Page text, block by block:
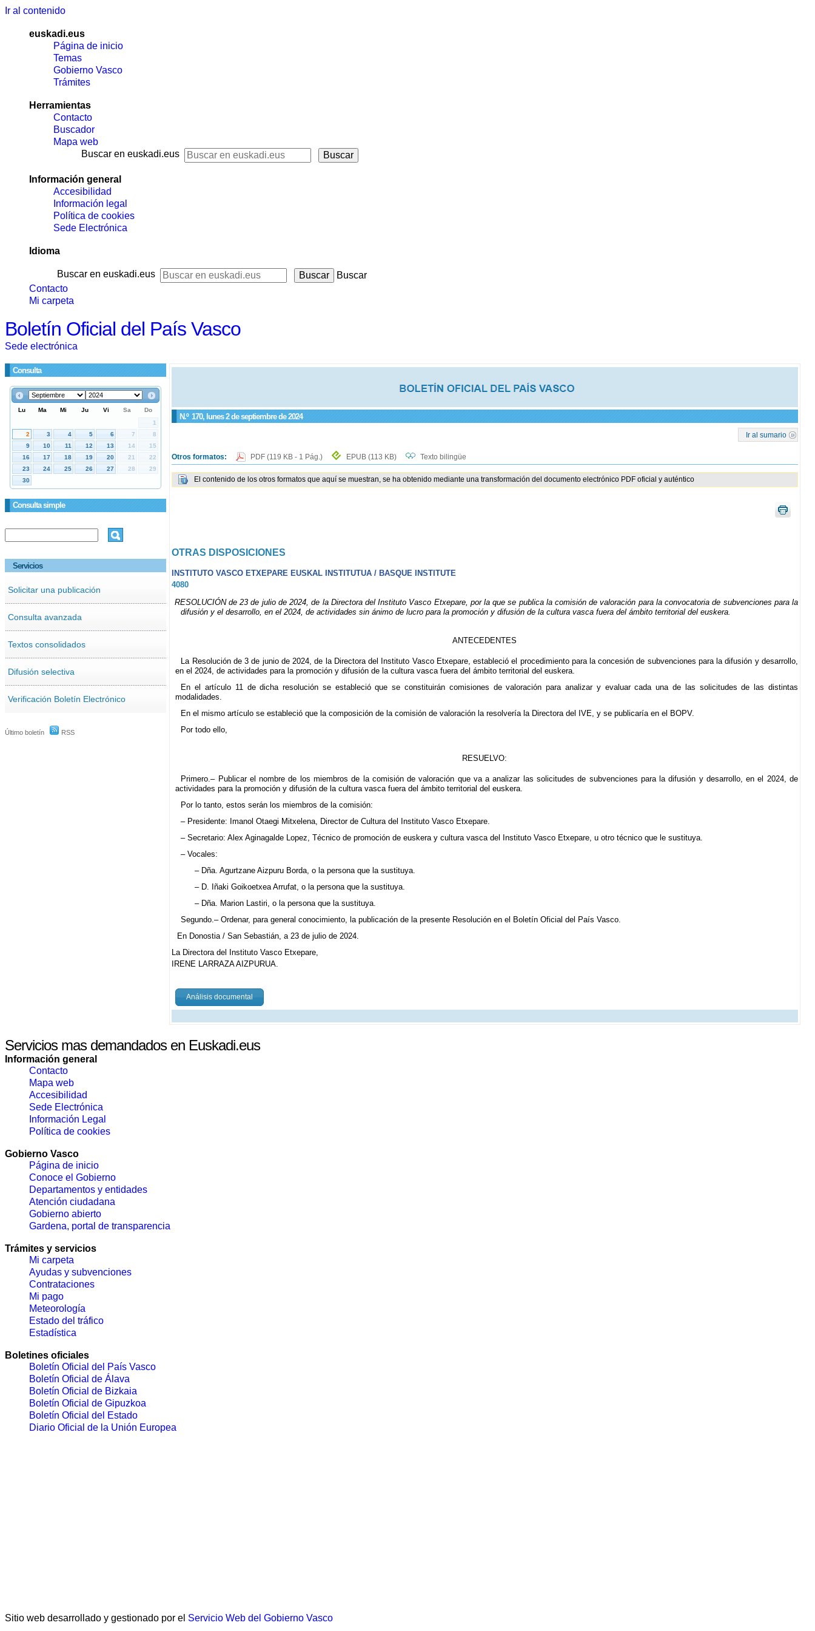
Ir al contenido
euskadi.eus
Página de inicio
Temas
Gobierno Vasco
Trámites
Herramientas
Contacto
Buscador
Mapa web
Buscar en euskadi.eus
Información general
Accesibilidad
Información legal
Política de cookies
Sede Electrónica
Idioma
Buscar en euskadi.eus
Buscar
Contacto
Mi carpeta
Boletín Oficial del País Vasco
Sede electrónica
Consulta
Consulta simple
Servicios
Solicitar una publicación
Consulta avanzada
Textos consolidados
Difusión selectiva
Verificación Boletín Electrónico
Último boletín RSS
N.º 170, lunes 2 de septiembre de 2024
Ir al sumario
Otros formatos: PDF (119 KB - 1 Pág.) EPUB (113 KB) Texto bilingüe
El contenido de los otros formatos que aquí se muestran, se ha obtenido mediante una transformación del documento electrónico PDF oficial y auténtico
OTRAS DISPOSICIONES
INSTITUTO VASCO ETXEPARE EUSKAL INSTITUTUA / BASQUE INSTITUTE
4080
RESOLUCIÓN de 23 de julio de 2024, de la Directora del Instituto Vasco Etxepare, por la que se publica la comisión de valoración para la convocatoria de subvenciones para la
difusión y el desarrollo, en el 2024, de actividades sin ánimo de lucro para la promoción y difusión de la cultura vasca fuera del ámbito territorial del euskera.
ANTECEDENTES
La Resolución de 3 de junio de 2024, de la Directora del Instituto Vasco Etxepare, estableció el procedimiento para la concesión de subvenciones para la difusión y desarrollo,
en el 2024, de actividades para la promoción y difusión de la cultura vasca fuera del ámbito territorial del euskera.
En el artículo 11 de dicha resolución se estableció que se constituirán comisiones de valoración para analizar y evaluar cada una de las solicitudes de las distintas
modalidades.
En el mismo artículo se estableció que la composición de la comisión de valoración la resolvería la Directora del IVE, y se publicaría en el BOPV.
Por todo ello,
RESUELVO:
Primero.– Publicar el nombre de los miembros de la comisión de valoración que va a analizar las solicitudes de subvenciones para la difusión y desarrollo, en el 2024, de
actividades para la promoción y difusión de la cultura vasca fuera del ámbito territorial del euskera.
Por lo tanto, estos serán los miembros de la comisión:
– Presidente: Imanol Otaegi Mitxelena, Director de Cultura del Instituto Vasco Etxepare.
– Secretario: Alex Aginagalde Lopez, Técnico de promoción de euskera y cultura vasca del Instituto Vasco Etxepare, u otro técnico que le sustituya.
– Vocales:
– Dña. Agurtzane Aizpuru Borda, o la persona que la sustituya.
– D. Iñaki Goikoetxea Arrufat, o la persona que la sustituya.
– Dña. Marion Lastiri, o la persona que la sustituya.
Segundo.– Ordenar, para general conocimiento, la publicación de la presente Resolución en el Boletín Oficial del País Vasco.
En Donostia / San Sebastián, a 23 de julio de 2024.
La Directora del Instituto Vasco Etxepare,
IRENE LARRAZA AIZPURUA.
Análisis documental
Servicios mas demandados en Euskadi.eus
Información general
Contacto
Mapa web
Accesibilidad
Sede Electrónica
Información Legal
Política de cookies
Gobierno Vasco
Página de inicio
Conoce el Gobierno
Departamentos y entidades
Atención ciudadana
Gobierno abierto
Gardena, portal de transparencia
Trámites y servicios
Mi carpeta
Ayudas y subvenciones
Contrataciones
Mi pago
Meteorología
Estado del tráfico
Estadística
Boletines oficiales
Boletín Oficial del País Vasco
Boletín Oficial de Álava
Boletín Oficial de Bizkaia
Boletín Oficial de Gipuzkoa
Boletín Oficial del Estado
Diario Oficial de la Unión Europea
Sitio web desarrollado y gestionado por el Servicio Web del Gobierno Vasco